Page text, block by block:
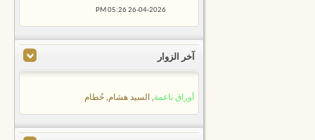
26-04-2026
05:26 PM
آخر الزوار
أوراق ناعمة, السيد هشام, حُطام